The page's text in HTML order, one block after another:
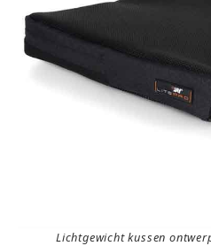
Lichtgewicht kussen